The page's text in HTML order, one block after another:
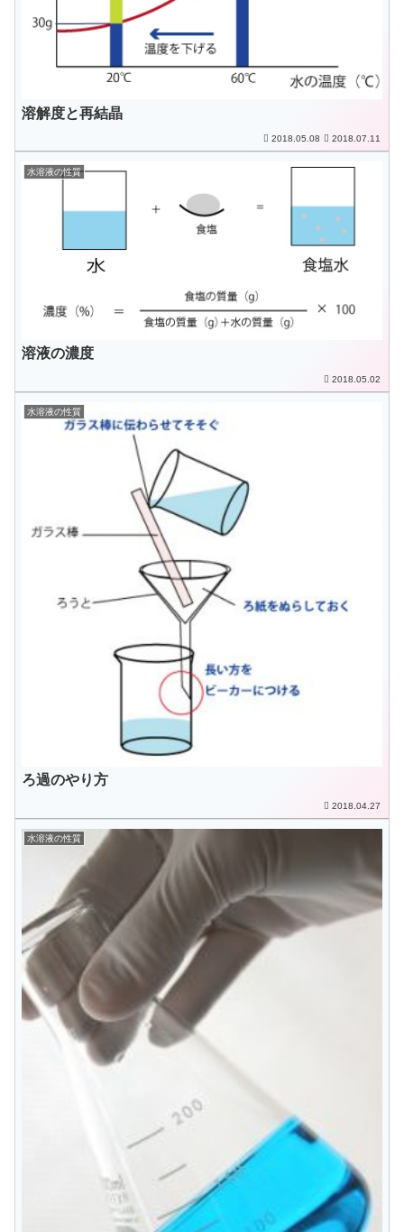
溶解度と再結晶
2018.05.08 2018.07.11
水溶液の性質
溶液の濃度
2018.05.02
水溶液の性質
ろ過のやり方
2018.04.27
水溶液の性質